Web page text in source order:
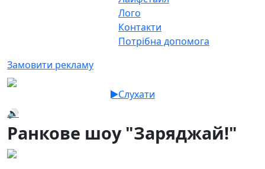
Лого
Контакти
Потрібна допомога
Замовити рекламу
Слухати
🔊
Ранкове шоу "Заряджай!"